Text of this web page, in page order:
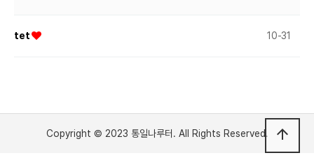
tet 10-31
Copyright © 2023 통일나루터. All Rights Reserved. arrow_upward